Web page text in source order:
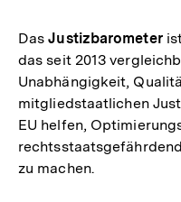
DasJustizbarometerist
das seit 2013
Unabhängigkeit,
mitgliedstaatlichen
EU helfen,
zu machen.